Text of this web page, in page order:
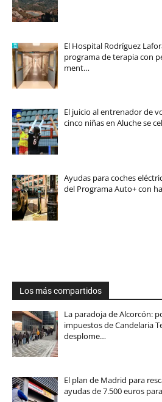
El Hospital Rodríguez
programa de terapia con
ment…
El juicio al entrenador de
cinco niñas en Aluche se
Ayudas para coches
del Programa Auto+ con
Los más compartidos
La paradoja de Alcorcón:
impuestos de Candelaria
desplome…
El plan de Madrid para
ayudas de 7.500 euros